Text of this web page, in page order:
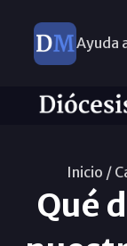
Ayuda
Inicio /
Qué